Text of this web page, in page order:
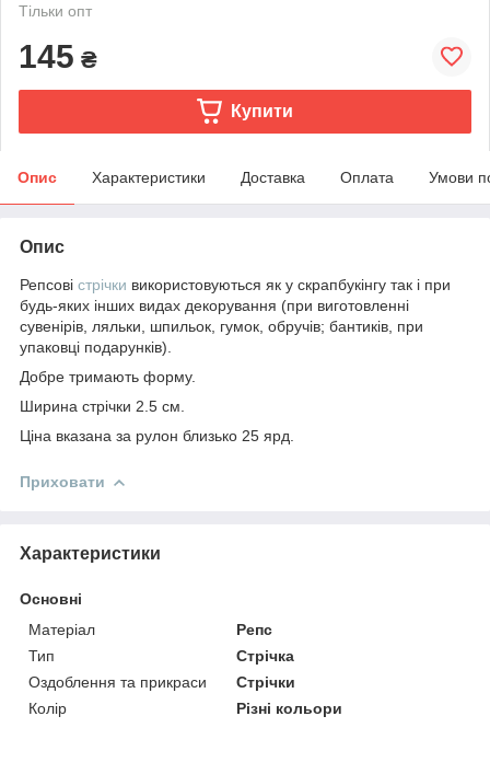
Тільки опт
145 ₴
Купити
Опис Характеристики Доставка Оплата Умови
Опис
Репсові стрічки використовуються як у скрапбукінгу так і при
будь-яких інших видах декорування (при виготовленні
сувенірів, ляльки, шпильок, гумок, обручів; бантиків, при
упаковці подарунків).
Добре тримають форму.
Ширина стрічки 2.5 см.
Ціна вказана за рулон близько 25 ярд.
Приховати
Характеристики
Основні
Матеріал
Репс
Тип
Стрічка
Оздоблення та прикраси
Стрічки
Колір
Різні кольори